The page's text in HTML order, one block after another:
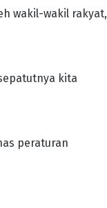
wakil-wakil rakyat,
kita
peraturan